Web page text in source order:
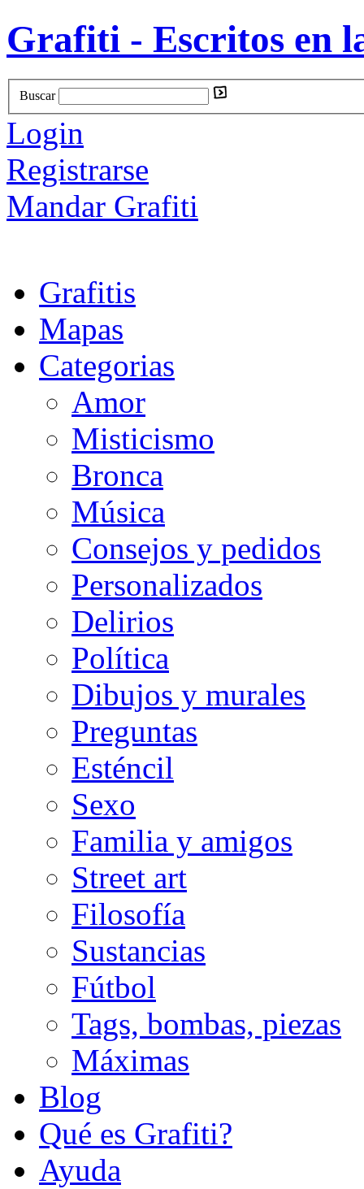
Grafiti - Escritos en
Buscar
Login
Registrarse
Mandar Grafiti
Grafitis
Mapas
Categorias
Amor
Misticismo
Bronca
Música
Consejos y pedidos
Personalizados
Delirios
Política
Dibujos y murales
Preguntas
Esténcil
Sexo
Familia y amigos
Street art
Filosofía
Sustancias
Fútbol
Tags, bombas, piezas
Máximas
Blog
Qué es Grafiti?
Ayuda